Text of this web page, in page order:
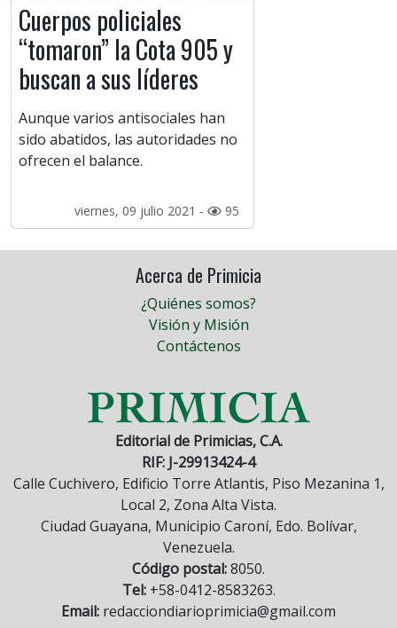
Cuerpos policiales
“tomaron” la Cota 905 y
buscan a sus líderes
Aunque varios antisociales han
sido abatidos, las autoridades no
ofrecen el balance.
viernes, 09 julio 2021 - 95
Acerca de Primicia
¿Quiénes somos?
Visión y Misión
Contáctenos
Editorial de Primicias, C.A.
RIF: J-29913424-4
Calle Cuchivero, Edificio Torre Atlantis, Piso Mezanina 1,
Local 2, Zona Alta Vista.
Ciudad Guayana, Municipio Caroní, Edo. Bolívar,
Venezuela.
Código postal:8050.
Tel:+58-0412-8583263.
Email: redacciondiarioprimicia@gmail.com